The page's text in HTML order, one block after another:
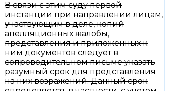
В связи с этим суду первой
инстанции при направлении лицам,
участвующим в деле, копий
апелляционных жалобы,
представления и приложенных к
ним документов следует в
сопроводительном письме указать
разумный срок для представления
на них возражений. Данный срок